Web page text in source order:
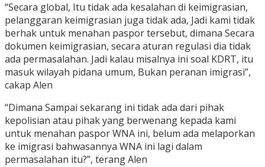
“Secara global, Itu tidak ada kesalahan di keimigrasian,
pelanggaran keimigrasian juga tidak ada, Jadi kami tidak
berhak untuk menahan paspor tersebut, dimana Secara
dokumen keimigrasian, secara aturan regulasi dia tidak
ada permasalahan. Jadi kalau misalnya ini soal KDRT, itu
masuk wilayah pidana umum, Bukan peranan imigrasi”,
cakap Alen
“Dimana Sampai sekarang ini tidak ada dari pihak
kepolisian atau pihak yang berwenang kepada kami
untuk menahan paspor WNA ini, belum ada melaporkan
ke imigrasi bahwasannya WNA ini lagi dalam
permasalahan itu?”, terang Alen